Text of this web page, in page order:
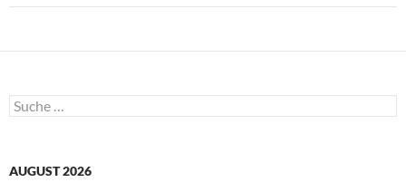
s
g
e
ö
e
t
Suche
nach:
AUGUST 2026